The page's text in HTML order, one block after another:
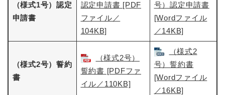
（様式1号）認定
申請書
認定申請書 [PDF
ファイル／
104KB]
号）認定申請書​
[Wordファイル
／14KB]
（様式2号）誓約
書
（様式2号）
誓約書 [PDFファ
イル／110KB]
（様式2
号）誓約書​
[Wordファイル
／16KB]